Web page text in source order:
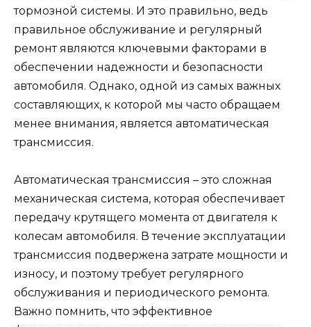
тормозной системы. И это правильно, ведь
правильное обслуживание и регулярный
ремонт являются ключевыми факторами в
обеспечении надежности и безопасности
автомобиля. Однако, одной из самых важных
составляющих, к которой мы часто обращаем
менее внимания, является автоматическая
трансмиссия.
Автоматическая трансмиссия – это сложная
механическая система, которая обеспечивает
передачу крутящего момента от двигателя к
колесам автомобиля. В течение эксплуатации
трансмиссия подвержена затрате мощности и
износу, и поэтому требует регулярного
обслуживания и периодического ремонта.
Важно помнить, что эффективное